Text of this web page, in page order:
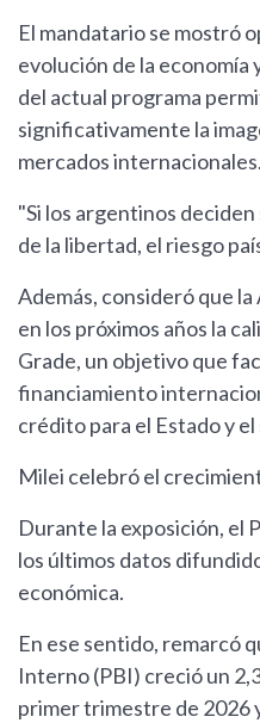
El mandatario se mostró
evolución de la economía
del actual programa
significativamente la
mercados internacionales.
"Si los argentinos
de la libertad, el riesgo
Además, consideró que
en los próximos años la
Grade, un objetivo que
financiamiento
crédito para el Estado y
Milei celebró el
Durante la exposición, el
los últimos datos
económica.
En ese sentido, remarcó
Interno (PBI) creció un
primer trimestre de 2026